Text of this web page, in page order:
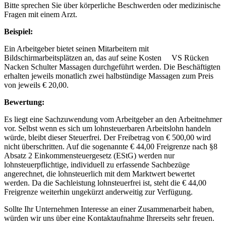
Bitte sprechen Sie über körperliche Beschwerden oder medizinische
Fragen mit einem Arzt.
Beispiel:
Ein Arbeitgeber bietet seinen Mitarbeitern mit
Bildschirmarbeitsplätzen an, das auf seine Kosten VS Rücken
Nacken Schulter Massagen durchgeführt werden. Die Beschäftigten
erhalten jeweils monatlich zwei halbstündige Massagen zum Preis
von jeweils € 20,00.
Bewertung:
Es liegt eine Sachzuwendung vom Arbeitgeber an den Arbeitnehmer
vor. Selbst wenn es sich um lohnsteuerbaren Arbeitslohn handeln
würde, bleibt dieser Steuerfrei. Der Freibetrag von € 500,00 wird
nicht überschritten. Auf die sogenannte € 44,00 Freigrenze nach §8
Absatz 2 Einkommensteuergesetz (EStG) werden nur
lohnsteuerpflichtige, individuell zu erfassende Sachbezüge
angerechnet, die lohnsteuerlich mit dem Marktwert bewertet
werden. Da die Sachleistung lohnsteuerfrei ist, steht die € 44,00
Freigrenze weiterhin ungekürzt anderweitig zur Verfügung.
Sollte Ihr Unternehmen Interesse an einer Zusammenarbeit haben,
würden wir uns über eine Kontaktaufnahme Ihrerseits sehr freuen.